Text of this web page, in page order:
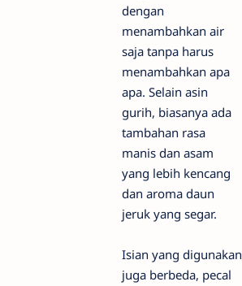
dengan
menambahkan air
saja tanpa harus
menambahkan apa
apa. Selain asin
gurih, biasanya ada
tambahan rasa
manis dan asam
yang lebih kencang
dan aroma daun
jeruk yang segar.
Isian yang digunakan
juga berbeda, pecal